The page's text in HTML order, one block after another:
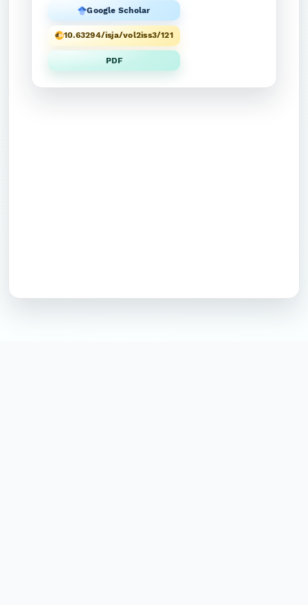
Google Scholar
10.63294/isja/vol2iss3/121
PDF